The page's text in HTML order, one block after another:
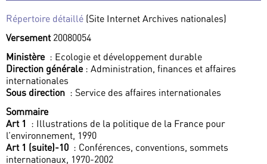
Répertoire détaillé (Site Internet Archives nationales)
Versement 20080054
Ministère : Ecologie et développement durable
Direction générale: Administration, finances et affaires
internationales
Sous direction : Service des affaires internationales
Sommaire
Art 1 : Illustrations de la politique de la France pour
l’environnement, 1990
Art 1 (suite)-10 : Conférences, conventions, sommets
internationaux, 1970-2002